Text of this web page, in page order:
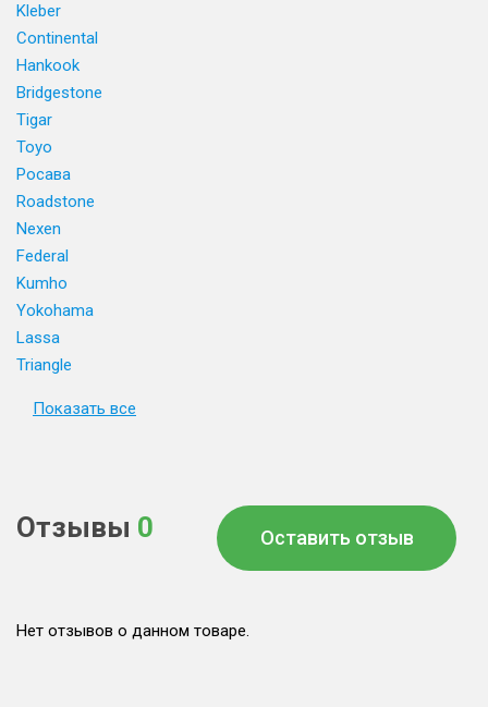
Kleber
Continental
Hankook
Bridgestone
Tigar
Toyo
Росава
Roadstone
Nexen
Federal
Kumho
Yokohama
Lassa
Triangle
Показать все
Отзывы 0 Оставить отзыв
Нет отзывов о данном товаре.